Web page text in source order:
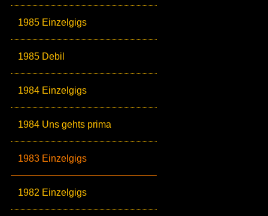
1985 Einzelgigs
1985 Debil
1984 Einzelgigs
1984 Uns gehts prima
1983 Einzelgigs
1982 Einzelgigs